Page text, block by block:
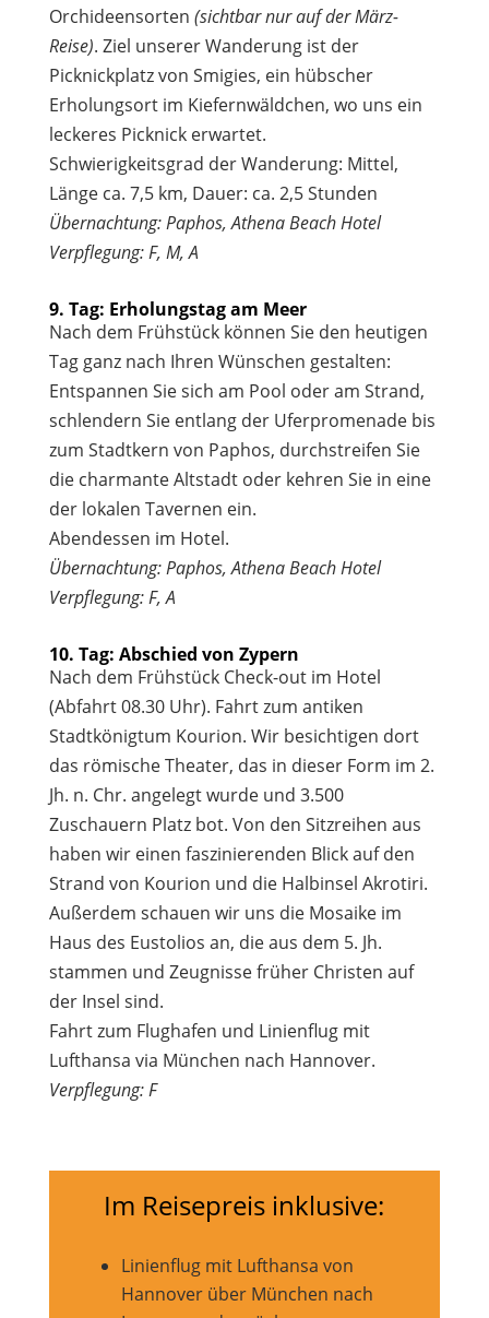
Orchideensorten (sichtbar nur auf der März-
Reise). Ziel unserer Wanderung ist der
Picknickplatz von Smigies, ein hübscher
Erholungsort im Kiefernwäldchen, wo uns ein
leckeres Picknick erwartet.
Schwierigkeitsgrad der Wanderung: Mittel,
Länge ca. 7,5 km, Dauer: ca. 2,5 Stunden
Übernachtung: Paphos, Athena Beach Hotel
Verpflegung: F, M, A
9. Tag: Erholungstag am Meer
Nach dem Frühstück können Sie den heutigen
Tag ganz nach Ihren Wünschen gestalten:
Entspannen Sie sich am Pool oder am Strand,
schlendern Sie entlang der Uferpromenade bis
zum Stadtkern von Paphos, durchstreifen Sie
die charmante Altstadt oder kehren Sie in eine
der lokalen Tavernen ein.
Abendessen im Hotel.
Übernachtung: Paphos, Athena Beach Hotel
Verpflegung: F, A
10. Tag: Abschied von Zypern
Nach dem Frühstück Check-out im Hotel
(Abfahrt 08.30 Uhr). Fahrt zum antiken
Stadtkönigtum Kourion. Wir besichtigen dort
das römische Theater, das in dieser Form im 2.
Jh. n. Chr. angelegt wurde und 3.500
Zuschauern Platz bot. Von den Sitzreihen aus
haben wir einen faszinierenden Blick auf den
Strand von Kourion und die Halbinsel Akrotiri.
Außerdem schauen wir uns die Mosaike im
Haus des Eustolios an, die aus dem 5. Jh.
stammen und Zeugnisse früher Christen auf
der Insel sind.
Fahrt zum Flughafen und Linienflug mit
Lufthansa via München nach Hannover.
Verpflegung: F
Im Reisepreis inklusive:
Linienflug mit Lufthansa von
Hannover über München nach